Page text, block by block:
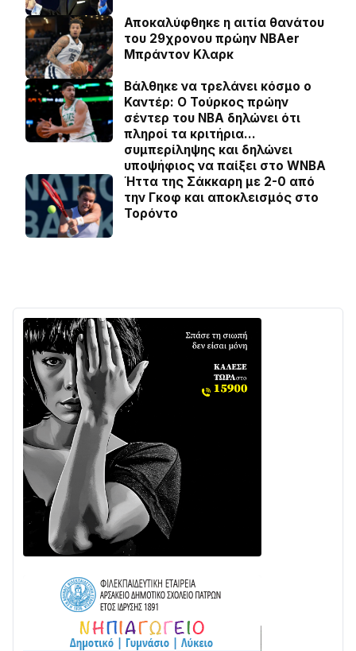
Αποκαλύφθηκε η αιτία θανάτου
του 29χρονου πρώην NBAer
Μπράντον Κλαρκ
Βάλθηκε να τρελάνει κόσμο ο
Καντέρ: Ο Τούρκος πρώην
σέντερ του NBA δηλώνει ότι
πληροί τα κριτήρια…
συμπερίληψης και δηλώνει
υποψήφιος να παίξει στο WNBA
Ήττα της Σάκκαρη με 2-0 από
την Γκοφ και αποκλεισμός στο
Τορόντο